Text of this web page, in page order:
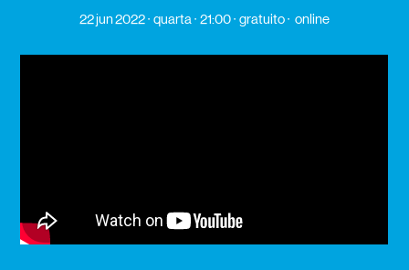
22 jun 2022 quarta 21:00 gratuito online